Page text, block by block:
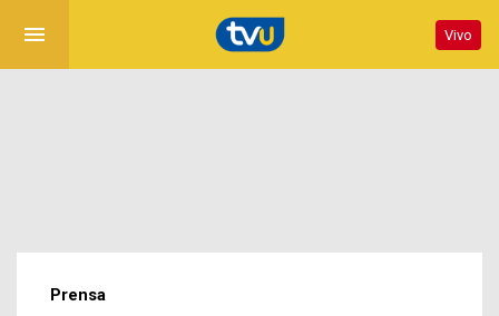
menu Vivo
Prensa